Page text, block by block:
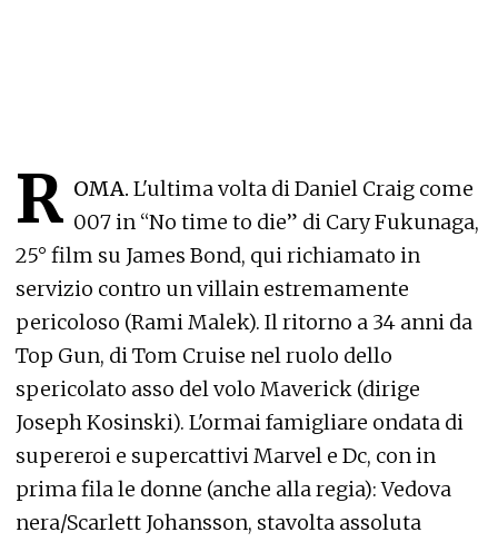
R OMA. L'ultima volta di Daniel Craig come
007 in “No time to die” di Cary Fukunaga,
25° film su James Bond, qui richiamato in
servizio contro un villain estremamente
pericoloso (Rami Malek). Il ritorno a 34 anni da
Top Gun, di Tom Cruise nel ruolo dello
spericolato asso del volo Maverick (dirige
Joseph Kosinski). L'ormai famigliare ondata di
supereroi e supercattivi Marvel e Dc, con in
prima fila le donne (anche alla regia): Vedova
nera/Scarlett Johansson, stavolta assoluta